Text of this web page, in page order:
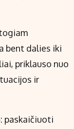
bent dalies iki
priklauso nuo
ir
paskaičiuoti